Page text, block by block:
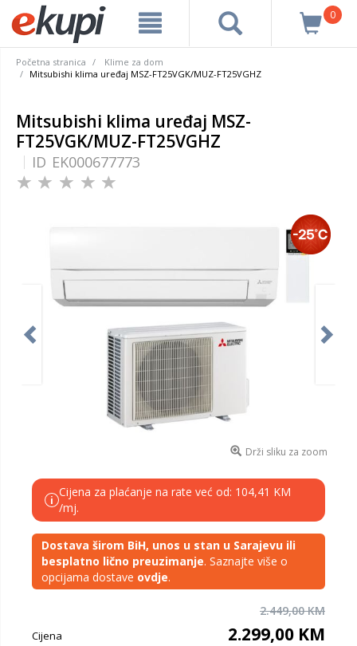
0
Početna stranica
Klime za dom
Mitsubishi klima uređaj MSZ-FT25VGK/MUZ-FT25VGHZ
Mitsubishi klima uređaj MSZ-
FT25VGK/MUZ-FT25VGHZ
ID EK000677773
Drži sliku za zoom
i
Cijena za plaćanje na rate već od: 104,41 KM
/mj.
Dostava širom BiH, unos u stan u Sarajevu ili
besplatno lično preuzimanje. Saznajte više o
opcijama dostave ovdje.
2.449,00 KM
Cijena 2.299,00 KM